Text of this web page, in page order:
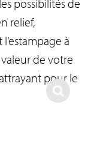
possibilités de
relief,
à
de votre
pour le